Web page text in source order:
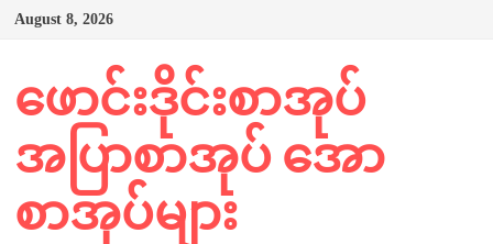
Skip
August 8, 2026
ဖောင်းဒိုင်းစာအုပ်
အပြာစာအုပ် အော
စာအုပ်များ